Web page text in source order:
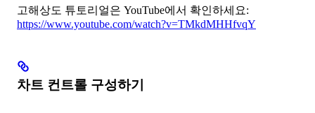
고해상도 튜토리얼은 YouTube에서 확인하세요:
https://www.youtube.com/watch?v=TMkdMHHfvqY
차트 컨트롤 구성하기